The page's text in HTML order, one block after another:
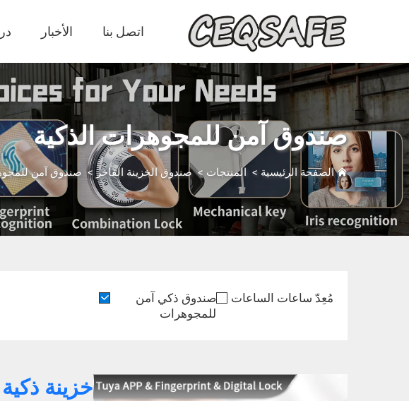
الأخبار اتصل بنا
صندوق آمن للمجوهرات الذكية
الصفحة الرئيسية > المنتجات >صندوق الخزينة الفاخر > صندوق آمن
مُعِدّ ساعات الساعات
صندوق ذكي آمن
للمجوهرات
خزينة